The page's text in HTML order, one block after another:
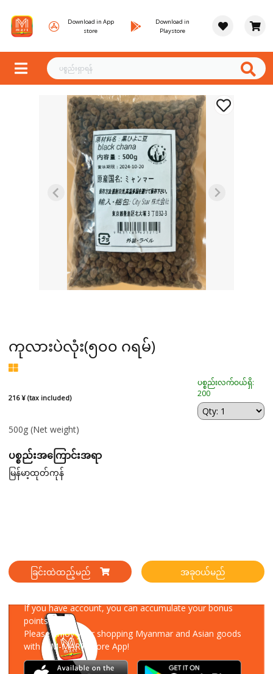
Download in App
store
Download in
Playstore
ကုလားပဲလုံး(၅၀၀ ဂရမ်)
216 ¥ (tax included)
ပစ္စည်းလက်ဝယ်ရှိ:
200
500g (Net weight)
ပစ္စည်းအကြောင်းအရာ
မြန်မာ့ထုတ်ကုန်
ခြင်းထဲထည့်မည် အခုဝယ်မည်
If you have account, you can accumulate your bonus
points!
Please enjoy your shopping Myanmar and Asian goods
with MM-MART Store App!